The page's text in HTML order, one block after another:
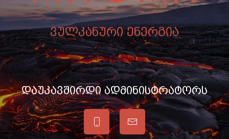
ვულკანური ენერგია
დაუკავშირდი ადმინისტრატორს